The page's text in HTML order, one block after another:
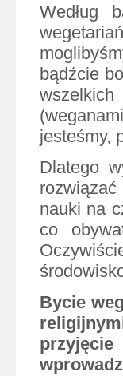
Według
bądźcie
jesteśmy,
Dlatego
nauki na
co
Bycie